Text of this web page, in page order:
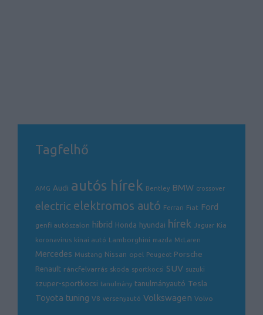
Tagfelhő
AMG Audi autós hírek Bentley BMW crossover
electric elektromos autó Ferrari Fiat Ford
genfi autószalon hibrid Honda hyundai hírek Jaguar Kia
koronavírus kínai autó Lamborghini mazda McLaren
Mercedes Mustang Nissan opel Peugeot Porsche
Renault ráncfelvarrás skoda sportkocsi SUV suzuki
szuper-sportkocsi tanulmány tanulmányautó Tesla
Toyota tuning V8 versenyautó Volkswagen Volvo